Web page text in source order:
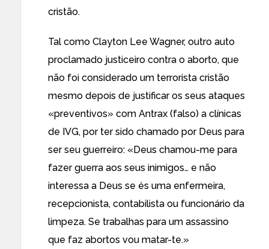
cristão.
Tal como Clayton Lee Wagner, outro auto
proclamado justiceiro contra o aborto, que
não foi considerado um terrorista cristão
mesmo depois de justificar os seus ataques
«preventivos» com Antrax (falso) a clínicas
de IVG, por ter sido chamado por Deus para
ser seu guerreiro: «Deus chamou-me para
fazer guerra aos seus inimigos… e não
interessa a Deus se és uma enfermeira,
recepcionista, contabilista ou funcionário da
limpeza. Se trabalhas para um assassino
que faz abortos vou matar-te.»